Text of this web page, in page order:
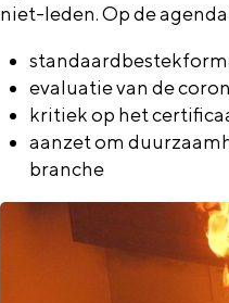
niet-leden. Op de
evaluatie van de
kritiek op het
aanzet om
branche